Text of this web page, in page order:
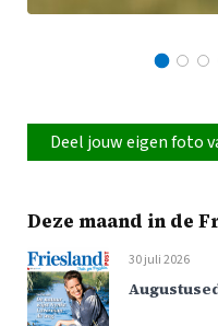
Deel jouw eigen foto
Deze maand in de
30 juli 2026